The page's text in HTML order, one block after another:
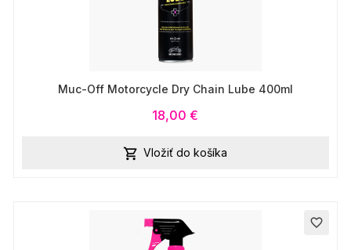
Muc-Off Motorcycle Dry Chain Lube 400ml
18,00 €
 Vložiť do košíka
favorite_border